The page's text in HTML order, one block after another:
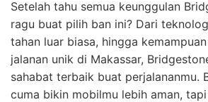
Setelah tahu semua keunggulan
ragu buat pilih ban ini? Dari
tahan luar biasa, hingga
jalanan unik di Makassar,
sahabat terbaik buat perjalananmu.
cuma bikin mobilmu lebih aman,